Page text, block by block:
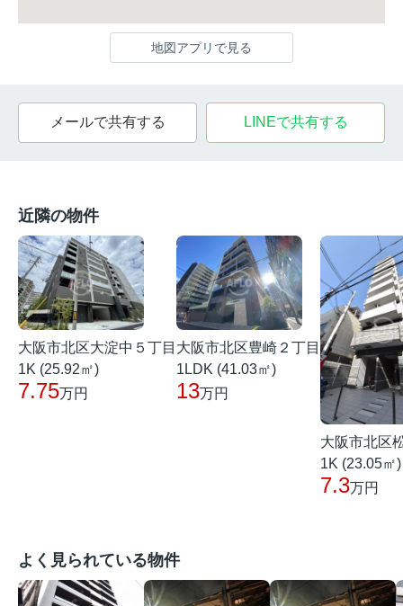
地図アプリで見る
メールで共有する LINEで共有する
近隣の物件
大阪市北区大淀中５丁目
1K (25.92㎡)
7.75万円
大阪市北区豊崎２丁目
1LDK (41.03㎡)
13万円
大阪市北区
1K (23.05㎡)
7.3万円
よく見られている物件